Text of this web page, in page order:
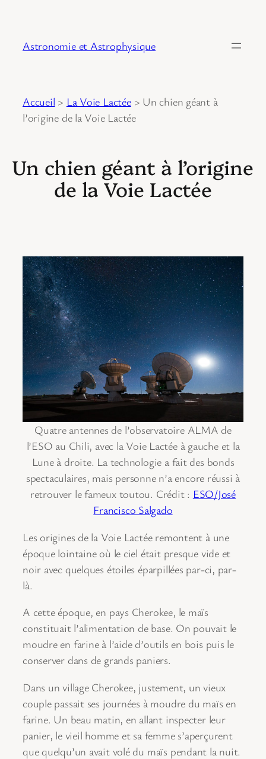
Astronomie et Astrophysique
Accueil > La Voie Lactée> Un chien géant à
l’origine de la Voie Lactée
Un chien géant à l’origine
de la Voie Lactée
Quatre antennes de l’observatoire ALMA de
l’ESO au Chili, avec la Voie Lactée à gauche et la
Lune à droite. La technologie a fait des bonds
spectaculaires, mais personne n’a encore réussi à
retrouver le fameux toutou. Crédit : ESO/José
Francisco Salgado
Les origines de la Voie Lactée remontent à une
époque lointaine où le ciel était presque vide et
noir avec quelques étoiles éparpillées par-ci, par-
là.
A cette époque, en pays Cherokee, le maïs
constituait l’alimentation de base. On pouvait le
moudre en farine à l’aide d’outils en bois puis le
conserver dans de grands paniers.
Dans un village Cherokee, justement, un vieux
couple passait ses journées à moudre du maïs en
farine. Un beau matin, en allant inspecter leur
panier, le vieil homme et sa femme s’aperçurent
que quelqu’un avait volé du maïs pendant la nuit.